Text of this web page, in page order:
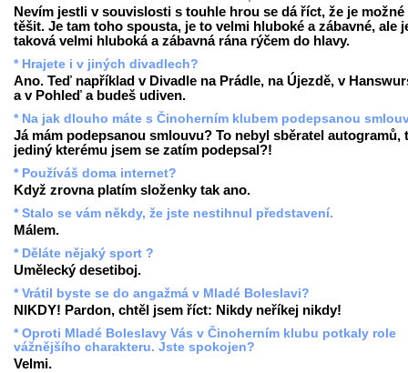
Nevím jestli v souvislosti s touhle hrou se dá říct, že je možné
těšit. Je tam toho spousta, je to velmi hluboké a zábavné, ale
taková velmi hluboká a zábavná rána rýčem do hlavy.
* Hrajete i v jiných divadlech?
Ano. Teď například v Divadle na Prádle, na Újezdě, v
a v Pohleď a budeš udiven.
* Na jak dlouho máte s Činoherním klubem podepsanou
Já mám podepsanou smlouvu? To nebyl sběratel autogramů,
jediný kterému jsem se zatím podepsal?!
* Používáš doma internet?
Když zrovna platím složenky tak ano.
* Stalo se vám někdy, že jste nestihnul představení.
Málem.
* Děláte nějaký sport ?
Umělecký desetiboj.
* Vrátil byste se do angažmá v Mladé Boleslavi?
NIKDY! Pardon, chtěl jsem říct: Nikdy neříkej nikdy!
* Oproti Mladé Boleslavy Vás v Činoherním klubu potkaly role
vážnějšího charakteru. Jste spokojen?
Velmi.